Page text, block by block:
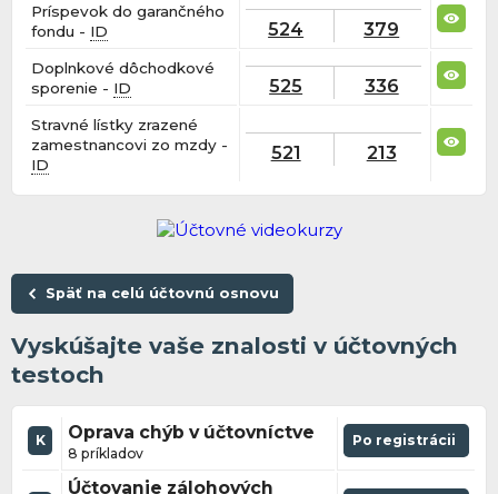
Príspevok do garančného
fondu - ID 524 379
Doplnkové dôchodkové
sporenie - ID 525 336
Stravné lístky zrazené
zamestnancovi zo mzdy -
ID
521 213
Späť na celú účtovnú osnovu
Vyskúšajte vaše znalosti v účtovných
testoch
K Oprava chýb v účtovníctve
8 príkladov
Po registrácii
Účtovanie zálohových